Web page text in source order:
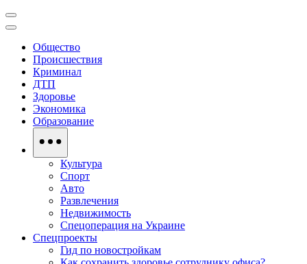
Общество
Происшествия
Криминал
ДТП
Здоровье
Экономика
Образование
Культура
Спорт
Авто
Развлечения
Недвижимость
Спецоперация на Украине
Спецпроекты
Гид по новостройкам